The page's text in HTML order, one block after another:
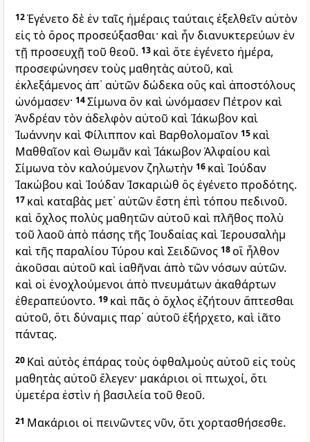
12Ἐγένετο δὲ ἐν ταῖς ἡμέραις ταύταις ἐξελθεῖν αὐτὸν
εἰς τὸ ὄρος προσεύξασθαι· καὶ ἦν διανυκτερεύων ἐν
τῇ προσευχῇ τοῦ θεοῦ. 13 καὶ ὅτε ἐγένετο ἡμέρα,
προσεφώνησεν τοὺς μαθητὰς αὐτοῦ, καὶ
ἐκλεξάμενος ἀπ᾽ αὐτῶν δώδεκα οὓς καὶ ἀποστόλους
ὠνόμασεν· 14Σίμωνα ὃν καὶ ὠνόμασεν Πέτρον καὶ
Ἀνδρέαν τὸν ἀδελφὸν αὐτοῦ καὶ Ἰάκωβον καὶ
Ἰωάννην καὶ Φίλιππον καὶ Βαρθολομαῖον 15 καὶ
Μαθθαῖον καὶ Θωμᾶν καὶ Ἰάκωβον Ἀλφαίου καὶ
Σίμωνα τὸν καλούμενον ζηλωτὴν 16 καὶ Ἰούδαν
Ἰακώβου καὶ Ἰούδαν Ἰσκαριὼθ ὃς ἐγένετο προδότης.
17 καὶ καταβὰς μετ᾽ αὐτῶν ἔστη ἐπὶ τόπου πεδινοῦ.
καὶ ὄχλος πολὺς μαθητῶν αὐτοῦ καὶ πλῆθος πολὺ
τοῦ λαοῦ ἀπὸ πάσης τῆς Ἰουδαίας καὶ Ἱερουσαλὴμ
καὶ τῆς παραλίου Τύρου καὶ Σειδῶνος 18οἳ ἦλθον
ἀκοῦσαι αὐτοῦ καὶ ἰαθῆναι ἀπὸ τῶν νόσων αὐτῶν.
καὶ οἱ ἐνοχλούμενοι ἀπὸ πνευμάτων ἀκαθάρτων
ἐθεραπεύοντο. 19 καὶ πᾶς ὁ ὄχλος ἐζήτουν ἅπτεσθαι
αὐτοῦ, ὅτι δύναμις παρ᾽ αὐτοῦ ἐξήρχετο, καὶ ἰᾶτο
πάντας.
20 Καὶ αὐτὸς ἐπάρας τοὺς ὀφθαλμοὺς αὐτοῦ εἰς τοὺς
μαθητὰς αὐτοῦ ἔλεγεν· μακάριοι οἱ πτωχοί, ὅτι
ὑμετέρα ἐστὶν ἡ βασιλεία τοῦ θεοῦ.
21 Μακάριοι οἱ πεινῶντες νῦν, ὅτι χορτασθήσεσθε.